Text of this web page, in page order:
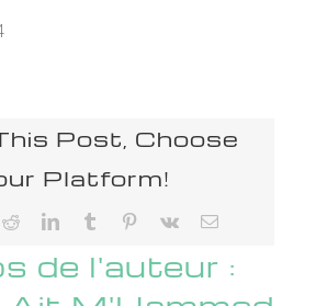
Post, Choose
Platform!
RedditLinkedInTumblr Pinterest
Vk Email
de l'auteur :